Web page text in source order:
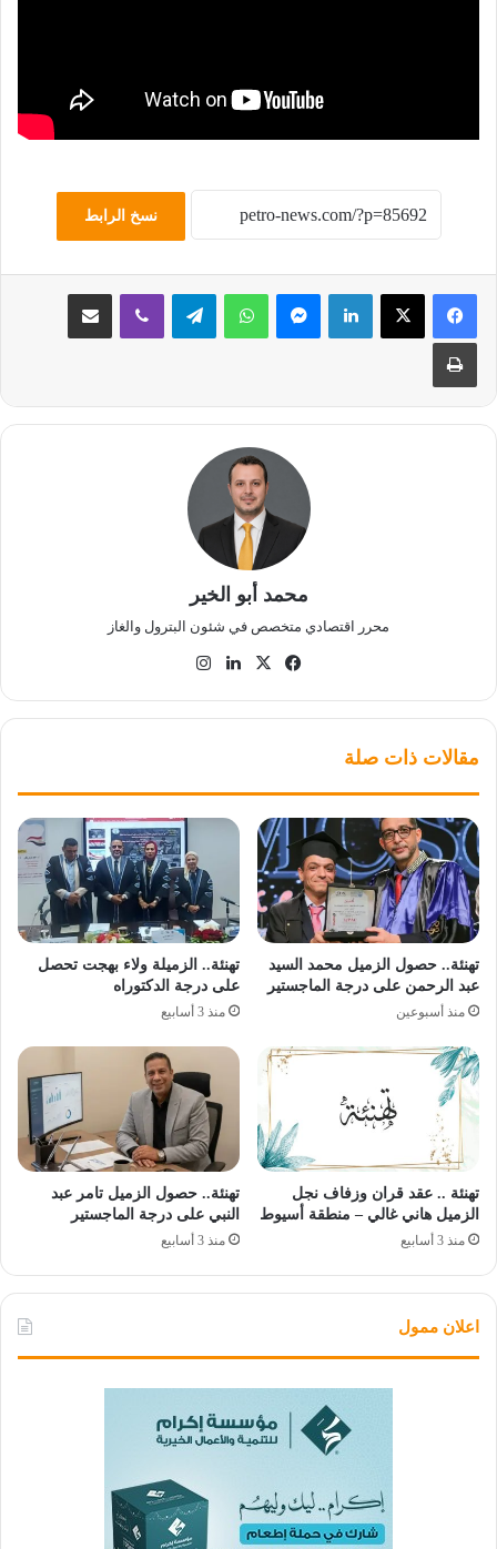
نسخ الرابط
لينكدإن ماسنجر واتساب تيلقرام ڤايبر مشاركة عبر البريد
طباعة
محمد أبو الخير
محرر اقتصادي متخصص في شئون البترول والغاز
فيسبوك
‫X لينكدإن
مقالات ذات صلة
تهنئة.. حصول الزميل محمد السيد
عبد الرحمن على درجة الماجستير
منذ أسبوعين
تهنئة.. الزميلة ولاء بهجت تحصل
على درجة الدكتوراه
منذ 3 أسابيع
تهنئة .. عقد قران وزفاف نجل
الزميل هاني غالي – منطقة أسيوط
منذ 3 أسابيع
تهنئة.. حصول الزميل تامر عبد
النبي على درجة الماجستير
منذ 3 أسابيع
اعلان ممول